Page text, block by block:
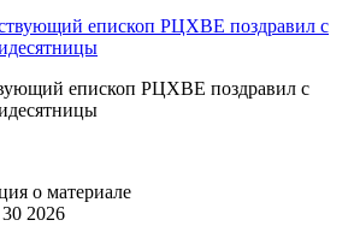
епископ РЦХВЕ поздравил с
о материале
2026